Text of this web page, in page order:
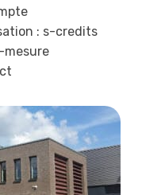
: s-credits
mesure